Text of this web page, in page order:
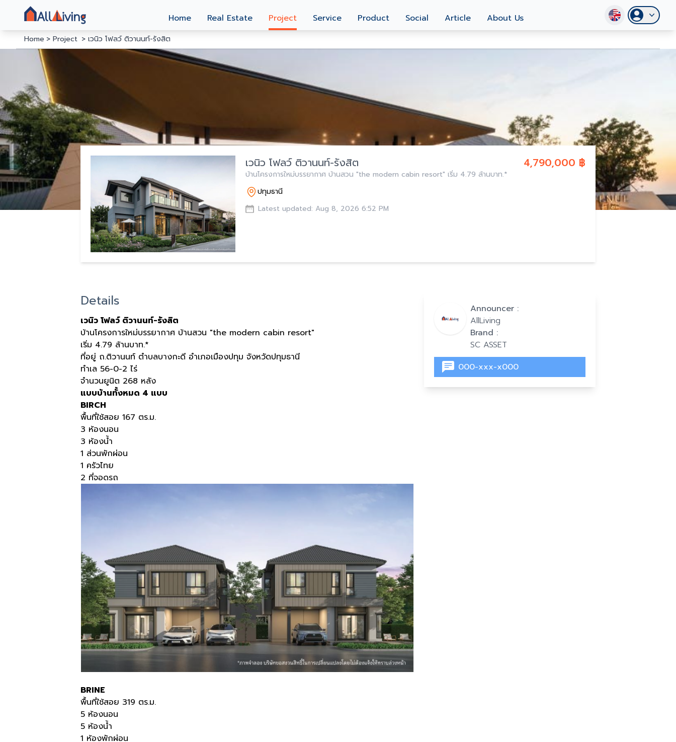
Home Real Estate Project Service Product Social Article About Us
Home Project เวนิว โฟลว์ ติวานนท์-รังสิต
4,790,000 ฿
เวนิว โฟลว์ ติวานนท์-รังสิต
บ้านโครงการใหม่บรรยากาศ บ้านสวน "the modern cabin resort" เริ่ม 4.79 ล้านบาท.*
ปทุมธานี
Latest updated: Aug 8, 2026 6:52 PM
Details
เวนิว โฟลว์ ติวานนท์-รังสิต
บ้านโครงการใหม่บรรยากาศ บ้านสวน "the modern cabin resort"
เริ่ม 4.79 ล้านบาท.*
ที่อยู่ ถ.ติวานนท์ ตำบลบางกะดี อำเภอเมืองปทุม จังหวัดปทุมธานี
ทำเล 56-0-2 ไร่
จำนวนยูนิต 268 หลัง
แบบบ้านทั้งหมด 4 แบบ
BIRCH
พื้นที่ใช้สอย 167 ตร.ม.
3 ห้องนอน
3 ห้องน้ำ
1 ส่วนพักผ่อน
1 ครัวไทย
2 ที่จอดรถ
BRINE
พื้นที่ใช้สอย 319 ตร.ม.
5 ห้องนอน
5 ห้องน้ำ
1 ห้องพักผ่อน
Announcer :
AllLiving
Brand :
SC ASSET
000-xxx-x000